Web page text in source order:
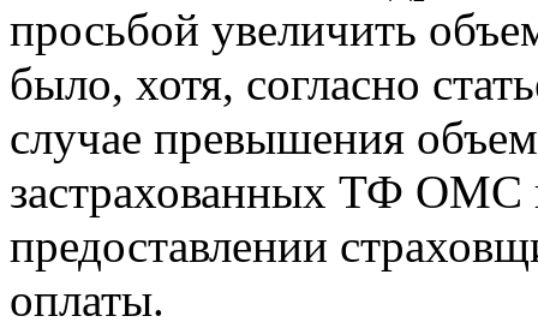
просьбой увеличить
было, хотя, согласно
случае превышения
застрахованных ТФ ОМС
предоставлении
оплаты.